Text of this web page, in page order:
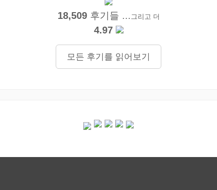
18,509후기들 ... 그리고 더
4.97
모든 후기를 읽어보기